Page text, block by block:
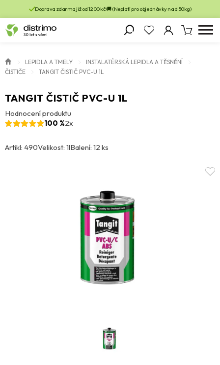
Doprava zdarma již od 1200 kč 🚚 (Neplatí pro objednávky nad 50kg)
LEPIDLA A TMELY
INSTALATÉRSKÁ LEPIDLA A TĚSNĚNÍ
ČISTIČE
TANGIT ČISTIČ PVC-U 1L
TANGIT ČISTIČ PVC-U 1L
Hodnocení produktu
100 %2x
Artikl: 490Velikost: 1lBalení: 12 ks